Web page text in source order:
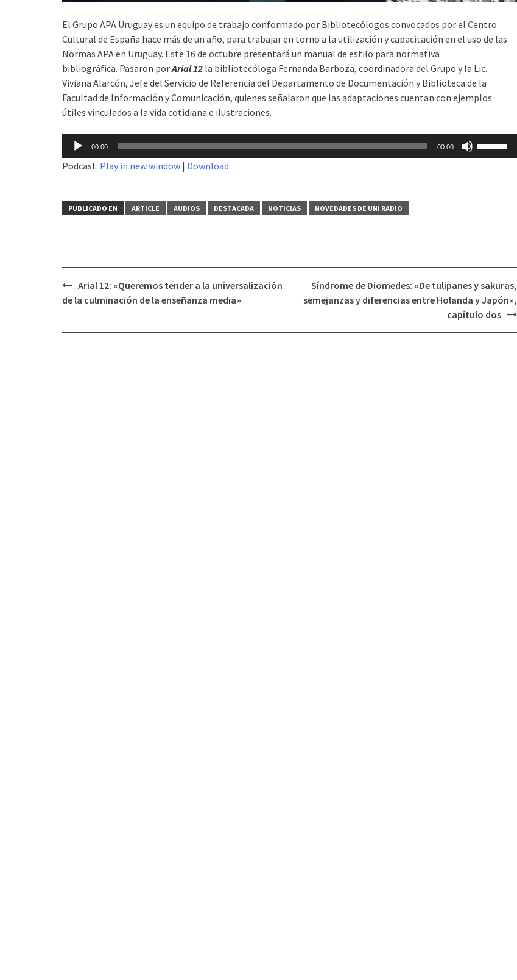
El Grupo APA Uruguay es un equipo de trabajo conformado por Bibliotecólogos convocados por el Centro
Cultural de España hace más de un año, para trabajar en torno a la utilización y capacitación en el uso de las
Normas APA en Uruguay. Este 16 de octubre presentará un manual de estilo para normativa
bibliográfica. Pasaron porArial 12 la bibliotecóloga Fernanda Barboza, coordinadora del Grupo y la Lic.
Viviana Alarcón, Jefe del Servicio de Referencia del Departamento de Documentación y Biblioteca de la
Facultad de Información y Comunicación, quienes señalaron que las adaptaciones cuentan con ejemplos
útiles vinculados a la vida cotidiana e ilustraciones.
Reproductor
audio
00:00 00:00
el
volumen.
Podcast: Play in new window | Download
PUBLICADO EN ARTICLE AUDIOS DESTACADA NOTICIAS NOVEDADES DE UNI RADIO
Navegación
Arial 12: «Queremos tender a la universalización
de la culminación de la enseñanza media»
Síndrome de Diomedes: «De tulipanes y sakuras,
semejanzas y diferencias entre Holanda y Japón»,
capítulo dos